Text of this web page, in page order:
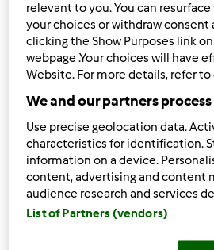
1000 gtwarogu
5 jajek
250gcukru
2opakowania budyniu
120g oleju
1szczypta soli
Lista
relevant to you. You can
your choices or withdraw consent
clicking the Show Purposes link
webpage .Your choices will have
Website. For more details, refer to
We and our partners
Use precise geolocation data.
characteristics for identification.
information on a device.
content, advertising and content
audience research and services
List of Partners (vendors)